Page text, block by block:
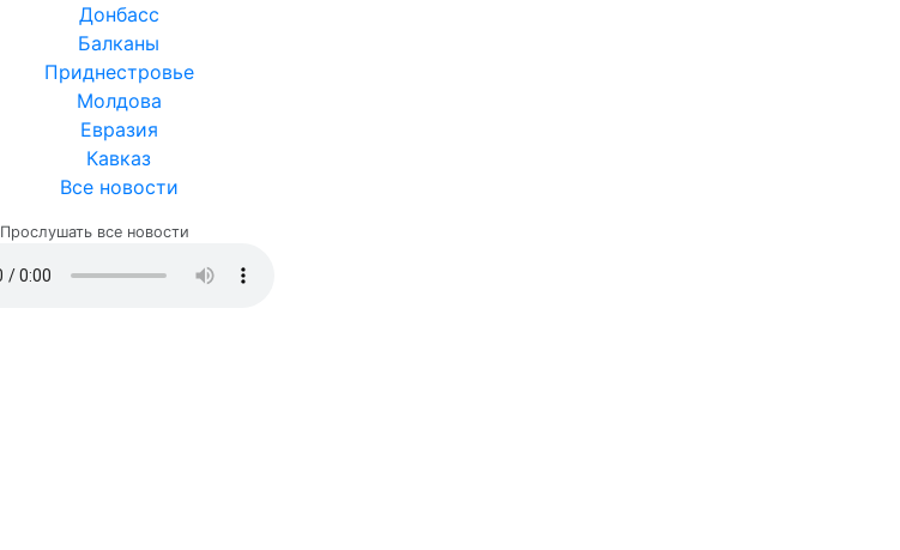
Донбасс
Балканы
Приднестровье
Молдова
Евразия
Кавказ
Все новости
Прослушать все новости